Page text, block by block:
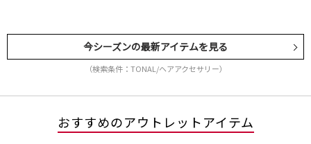
今シーズンの最新アイテムを見る
（検索条件：TONAL/ヘアアクセサリー）
おすすめのアウトレットアイテム